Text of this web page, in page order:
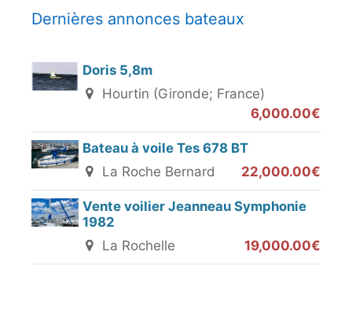
Dernières annonces bateaux
Doris 5,8m
Hourtin (Gironde; France)
6,000.00€
Bateau à voile Tes 678 BT
La Roche Bernard
22,000.00€
Vente voilier Jeanneau Symphonie
1982
La Rochelle
19,000.00€